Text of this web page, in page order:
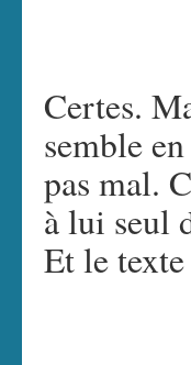
Certes.
semble
pas mal.
à lui seul
Et le